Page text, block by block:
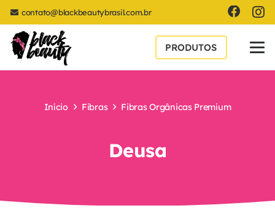
contato@blackbeautybrasil.com.br
PRODUTOS
Início Fibras Fibras Orgânicas Premium
Deusa